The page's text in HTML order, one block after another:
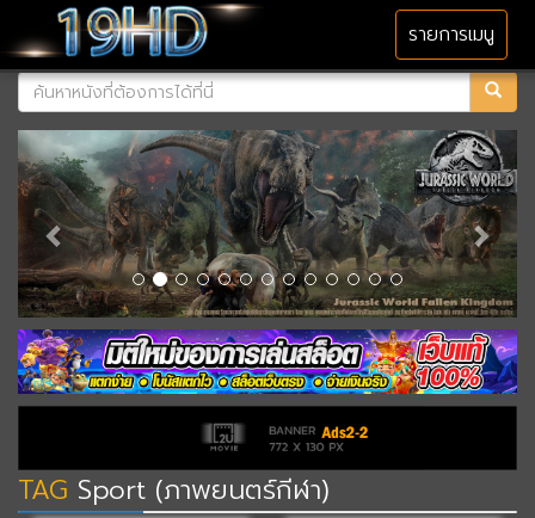
MENU
รายการเมนู
TAG Sport (ภาพยนตร์กีฬา)